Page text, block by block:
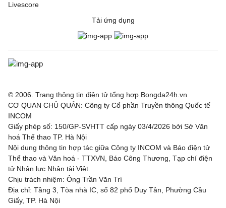
Livescore
Tải ứng dụng
© 2006. Trang thông tin điện tử tổng hợp Bongda24h.vn
CƠ QUAN CHỦ QUẢN: Công ty Cổ phần Truyền thông Quốc tế
INCOM
Giấy phép số: 150/GP-SVHTT cấp ngày 03/4/2026 bởi Sở Văn
hoá Thể thao TP. Hà Nội
Nội dung thông tin hợp tác giữa Công ty INCOM và Báo điện tử
Thể thao và Văn hoá - TTXVN, Báo Công Thương, Tạp chí điện
tử Nhân lực Nhân tài Việt.
Chịu trách nhiệm: Ông Trần Văn Trí
Địa chỉ: Tầng 3, Tòa nhà IC, số 82 phố Duy Tân, Phường Cầu
Giấy, TP. Hà Nội